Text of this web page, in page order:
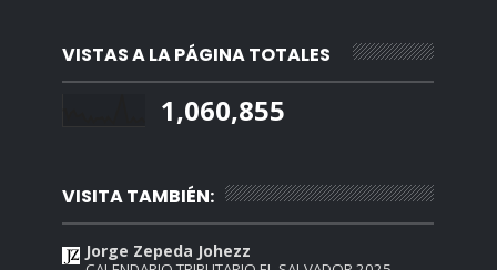
VISTAS A LA PÁGINA TOTALES
1,060,855
VISITA TAMBIÉN:
Jorge Zepeda Johezz